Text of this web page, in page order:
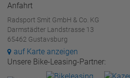
Anfahrt
Radsport Smit GmbH & Co. KG
Darmstädter Landstrasse 13
65462 Gustavsburg
auf Karte anzeigen
Unsere Bike-Leasing-Partner: